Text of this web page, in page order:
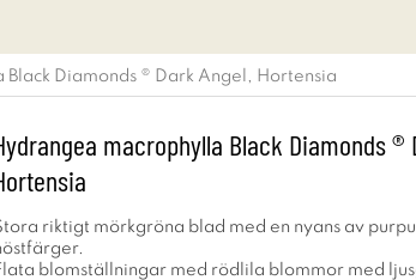
Diamonds ® Dark Angel, Hortensia
macrophylla Black Diamonds ®
riktigt mörkgröna blad med en nyans av
blomställningar med rödlila blommor med